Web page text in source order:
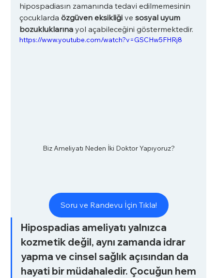
hipospadiasın zamanında tedavi edilmemesinin
çocuklarda özgüven eksikliği ve sosyal uyum
bozukluklarına yol açabileceğini göstermektedir.
https://www.youtube.com/watch?v=GSCHw5FHRj8
Biz Ameliyatı Neden İki Doktor Yapıyoruz?
Soru ve Randevu İçin Tıkla!
Hipospadias ameliyatı yalnızca
kozmetik değil, aynı zamanda idrar
yapma ve cinsel sağlık açısından da
hayati bir müdahaledir. Çocuğun hem